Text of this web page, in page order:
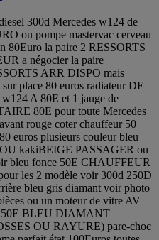
300d Mercedes w124 de
ou pompe mastervac cerveau
80Euro la paire 2 RESSORTS
a négocier la paire
ARR DISPO mais
place 80 euros radiateur DE
A 80E et 1 jauge de
80E pour toute Mercedes
rouge coter chauffeur 50
euros plusieurs couleur bleu
kakiBEIGE PASSAGER ou
bleu fonce 50E CHAUFFEUR
les 2 modèle voir 300d 250D
bleu gris diamant voir photo
ou un moteur de vitre AV
150E BLEU DIAMANT
OU RAYURE) pare-choc